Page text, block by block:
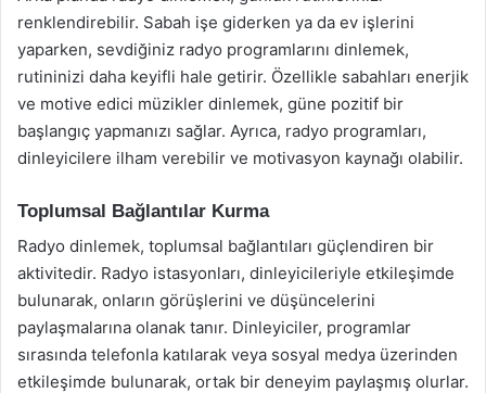
renklendirebilir. Sabah işe giderken ya da ev işlerini
yaparken, sevdiğiniz radyo programlarını dinlemek,
rutininizi daha keyifli hale getirir. Özellikle sabahları enerjik
ve motive edici müzikler dinlemek, güne pozitif bir
başlangıç yapmanızı sağlar. Ayrıca, radyo programları,
dinleyicilere ilham verebilir ve motivasyon kaynağı olabilir.
Toplumsal Bağlantılar Kurma
Radyo dinlemek, toplumsal bağlantıları güçlendiren bir
aktivitedir. Radyo istasyonları, dinleyicileriyle etkileşimde
bulunarak, onların görüşlerini ve düşüncelerini
paylaşmalarına olanak tanır. Dinleyiciler, programlar
sırasında telefonla katılarak veya sosyal medya üzerinden
etkileşimde bulunarak, ortak bir deneyim paylaşmış olurlar.